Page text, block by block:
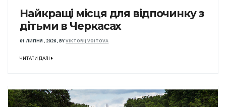
Найкращі місця для відпочинку з
дітьми в Черкасах
01 ЛИПНЯ , 2026,BYVIKTORIJ VOITOVA
ЧИТАТИ ДАЛІ